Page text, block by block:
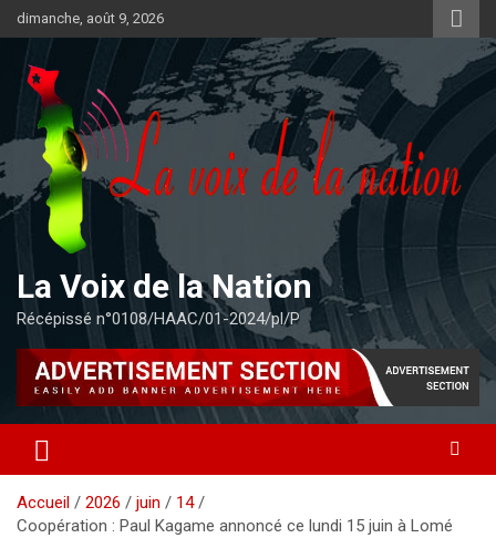
Aller
au
contenu
dimanche, août 9, 2026
La Voix de la Nation
Récépissé n°0108/HAAC/01-2024/pl/P
Accueil 2026 juin
14
Coopération : Paul Kagame annoncé ce lundi 15 juin à Lomé